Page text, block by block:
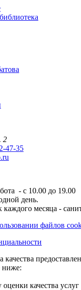
2
47-35
- с 10.00 до 19.00
день.
месяца -
файлов
качества
ниже: